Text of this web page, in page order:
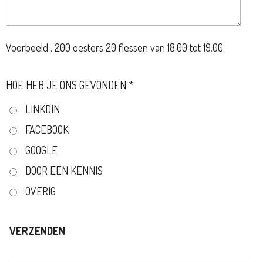
Voorbeeld : 200 oesters 20 flessen van 18:00 tot 19:00
HOE HEB JE ONS GEVONDEN *
LINKDIN
FACEBOOK
GOOGLE
DOOR EEN KENNIS
OVERIG
VERZENDEN